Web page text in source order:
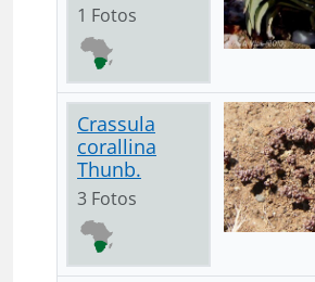
1 Fotos
Crassula
corallina
Thunb.
3 Fotos